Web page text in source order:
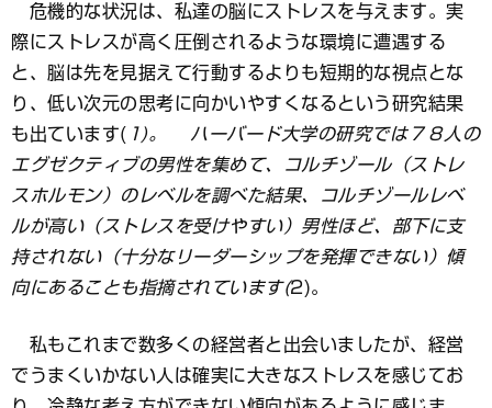
危機的な状況は、私達の脳にストレスを与えます。実
際にストレスが高く圧倒されるような環境に遭遇する
と、脳は先を見据えて行動するよりも短期的な視点とな
り、低い次元の思考に向かいやすくなるという研究結果
も出ています( 1)。 ハーバード大学の研究では７８人の
エグゼクティブの男性を集めて、コルチゾール（ストレ
スホルモン）のレベルを調べた結果、コルチゾールレベ
ルが高い（ストレスを受けやすい）男性ほど、部下に支
持されない（十分なリーダーシップを発揮できない）傾
向にあることも指摘されています(2)。
私もこれまで数多くの経営者と出会いましたが、経営
でうまくいかない人は確実に大きなストレスを感じてお